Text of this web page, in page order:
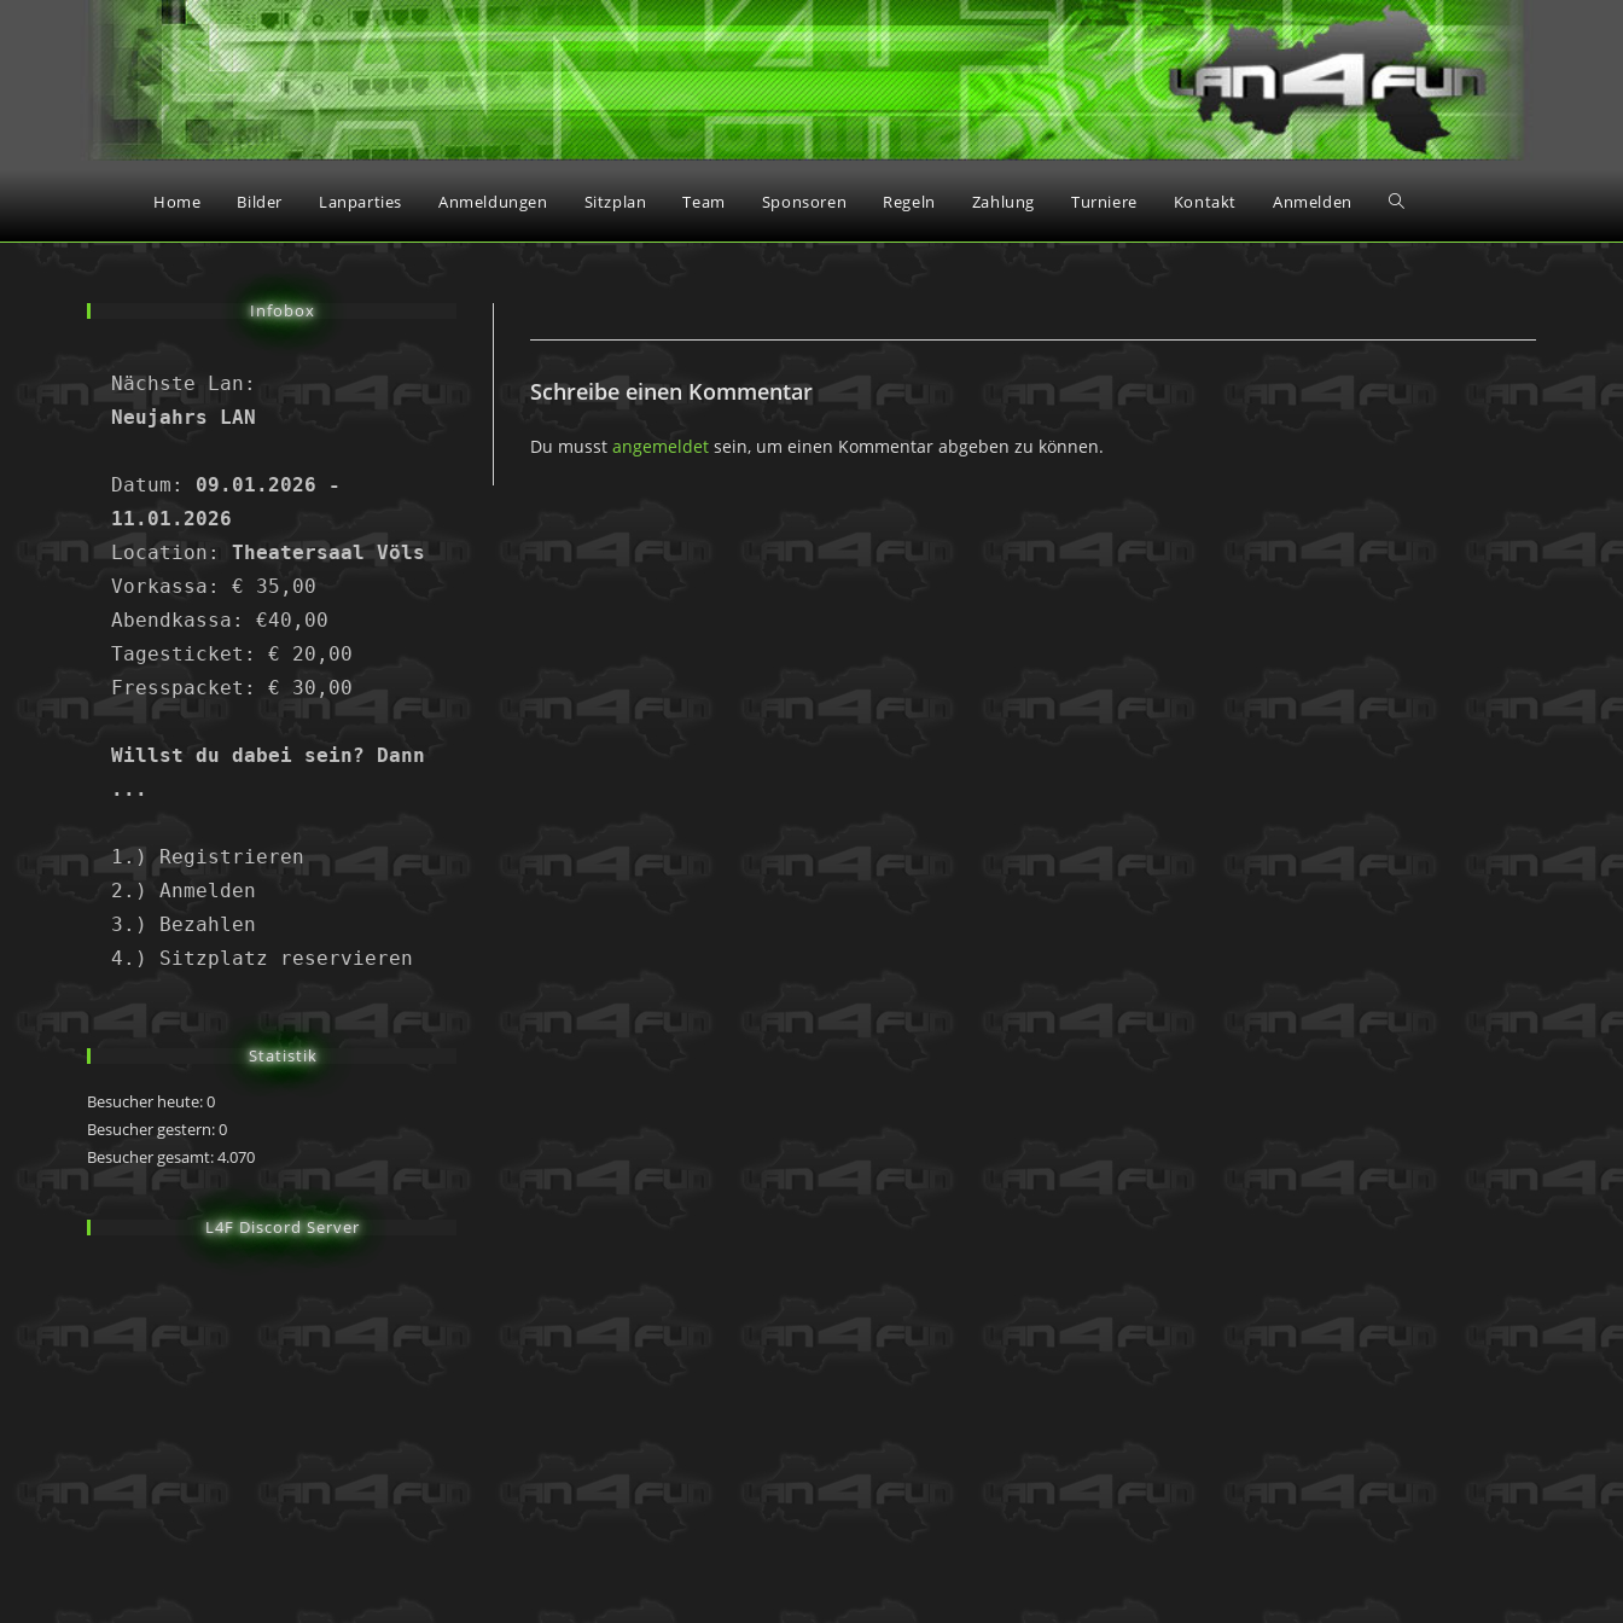
Home Bilder Lanparties Anmeldungen Sitzplan Team Sponsoren Regeln Zahlung Turniere Kontakt Anmelden
Schreibe einen Kommentar
Du musst angemeldet sein, um einen Kommentar abgeben zu können.
Infobox
Nächste Lan:
Neujahrs LAN
Datum: 09.01.2026 -
11.01.2026
Location: Theatersaal Völs
Vorkassa: € 35,00
Abendkassa: €40,00
Tagesticket: € 20,00
Fresspacket: € 30,00
Willst du dabei sein? Dann
...
1.) Registrieren
2.) Anmelden
3.) Bezahlen
4.) Sitzplatz reservieren
Statistik
Besucher heute:0
Besucher gestern:0
Besucher gesamt:4.070
L4F Discord Server